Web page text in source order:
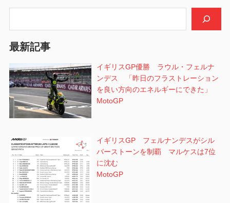
ー
シ
ョ
ン
最新記事
イギリスGP優勝 ラウル・フェルナ
ンデス 「昨日のフラストレーション
を良い方向のエネルギーにできた」
MotoGP
イギリスGP フェルナンデスがシル
バーストーンを制覇 マルケスは7位
に沈む
MotoGP